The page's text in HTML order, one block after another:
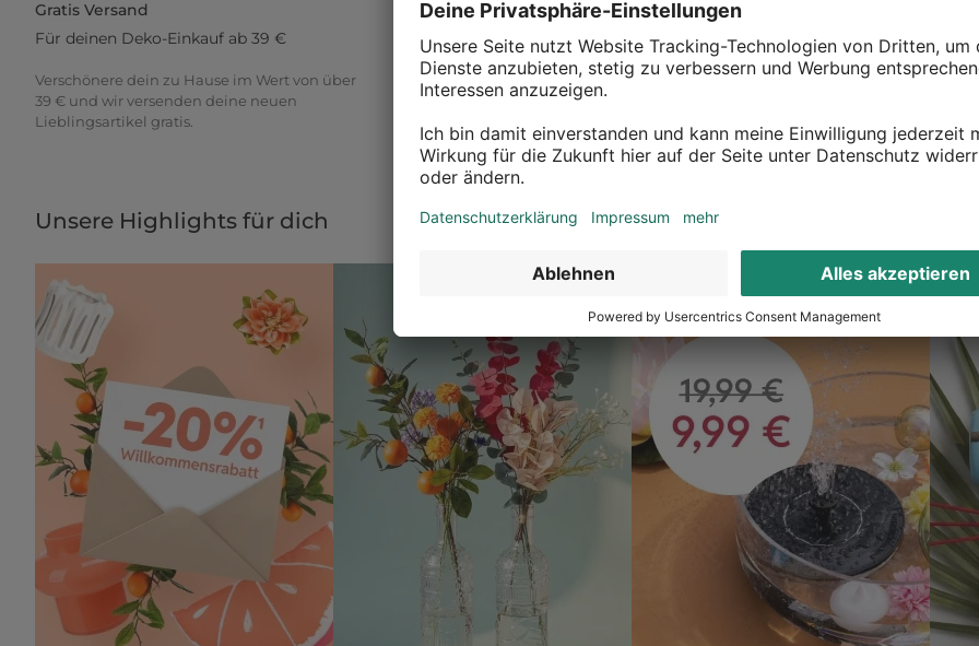
Gratis Versand
Für deinen Deko-Einkauf ab 39 €
Verschönere dein zu Hause im Wert von über
39 € und wir versenden deine neuen
Lieblingsartikel gratis.
30 Tage Rückgaberecht
Gib einfach zurück was dir nicht gefällt
Du möchtest gerne deine Deko
ausprobieren? Kein Problem, wir geben dir
Inspiration in deiner Nähe
Ob in unseren 80 Filialen vor
Unsere Highlights für dich